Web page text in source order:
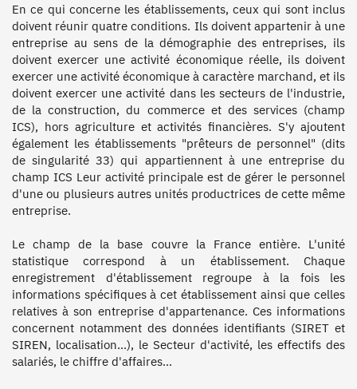
En ce qui concerne les établissements, ceux qui sont inclus
doivent réunir quatre conditions. Ils doivent appartenir à une
entreprise au sens de la démographie des entreprises, ils
doivent exercer une activité économique réelle, ils doivent
exercer une activité économique à caractère marchand, et ils
doivent exercer une activité dans les secteurs de l'industrie,
de la construction, du commerce et des services (champ
ICS), hors agriculture et activités financières. S'y ajoutent
également les établissements "prêteurs de personnel" (dits
de singularité 33) qui appartiennent à une entreprise du
champ ICS Leur activité principale est de gérer le personnel
d'une ou plusieurs autres unités productrices de cette même
entreprise.
Le champ de la base couvre la France entière. L'unité
statistique correspond à un établissement. Chaque
enregistrement d'établissement regroupe à la fois les
informations spécifiques à cet établissement ainsi que celles
relatives à son entreprise d'appartenance. Ces informations
concernent notamment des données identifiants (SIRET et
SIREN, localisation…), le Secteur d'activité, les effectifs des
salariés, le chiffre d'affaires…